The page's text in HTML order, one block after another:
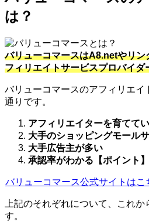
は？
バリューコマースはA8.netやリン
フィリエイトサービスプロバイダ
バリューコマースのアフィリエ
通りです。
アフィリエイターを育てて
大手のショッピングモール
大手広告主が多い
承認率がわかる【ポイント】
バリューコマース公式サイトはこ
上記のそれぞれについて、これ
す。